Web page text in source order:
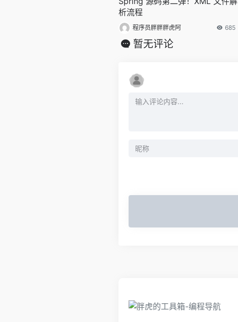
析流程
程序员胖胖胖虎阿 685
暂无评论